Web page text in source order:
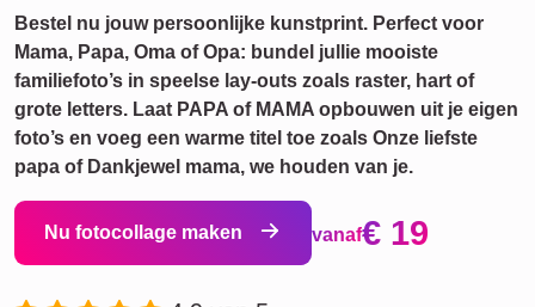
Bestel nu jouw persoonlijke kunstprint. Perfect voor
Mama, Papa, Oma of Opa: bundel jullie mooiste
familiefoto’s in speelse lay-outs zoals raster, hart of
grote letters. Laat PAPA of MAMA opbouwen uit je eigen
foto’s en voeg een warme titel toe zoals Onze liefste
papa of Dankjewel mama, we houden van je.
Nu fotocollage maken vanaf€ 19